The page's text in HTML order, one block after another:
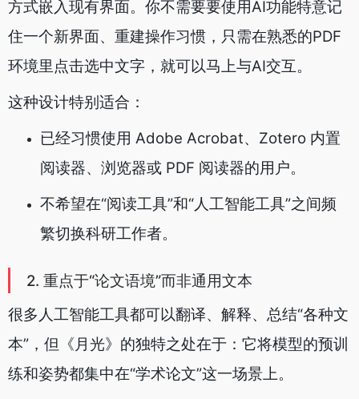
方式嵌入现有界面。你不需要要使用AI功能特意记
住一个新界面、重建操作习惯，只需在熟悉的PDF
环境里点击选中文字，就可以马上与AI交互。
这种设计特别适合：
已经习惯使用 Adob​​e Acrobat、Zotero 内置
阅读器、浏览器或 PDF 阅读器的用户。
不希望在“阅读工具”和“人工智能工具”之间频
繁切换科研工作者。
2. 重点于“论文语境”而非通用文本
很多人工智能工具都可以翻译、解释、总结“各种文
本”，但《月光》的独特之处在于：它将模型的预训
练和姿势都集中在“学术论文”这一场景上。